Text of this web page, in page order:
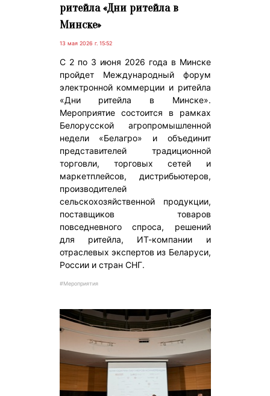
ритейла «Дни ритейла в
Минске»
13 мая 2026 г. 15:52
С 2 по 3 июня 2026 года в Минске
пройдет Международный форум
электронной коммерции и ритейла
«Дни ритейла в Минске».
Мероприятие состоится в рамках
Белорусской агропромышленной
недели «Белагро» и объединит
представителей традиционной
торговли, торговых сетей и
маркетплейсов, дистрибьютеров,
производителей
сельскохозяйственной продукции,
поставщиков товаров
повседневного спроса, решений
для ритейла, ИТ-компании и
отраслевых экспертов из Беларуси,
России и стран СНГ.
#Мероприятия